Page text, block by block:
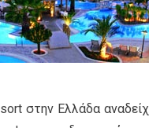
στην Ελλάδα